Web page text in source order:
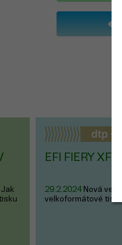
Jak
EFI FIERY XF 8
29.2.2024 Nová
velkoformátové